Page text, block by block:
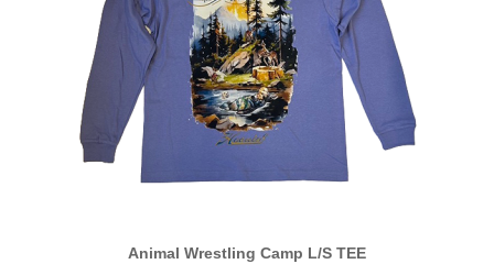
Animal Wrestling Camp L/S TEE